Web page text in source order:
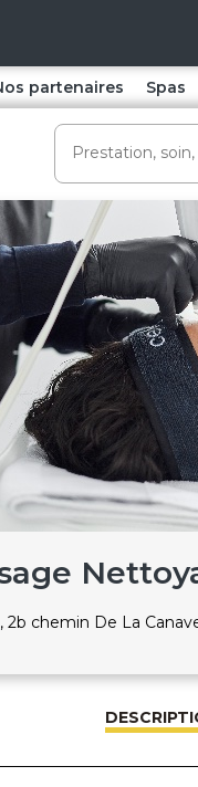
partenaires Spas
, 2b chemin De La